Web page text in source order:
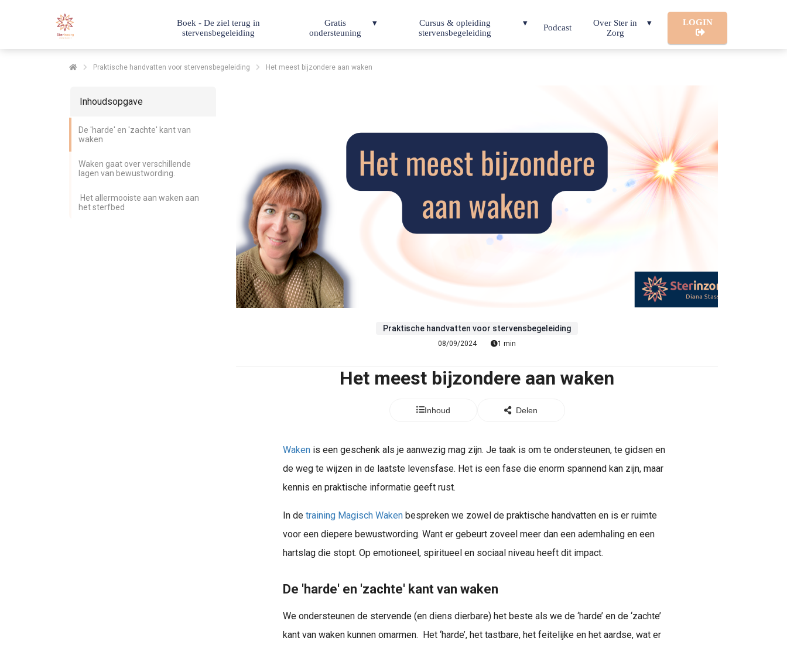
Boek - De ziel terug in
stervensbegeleiding
Gratis
ondersteuning
Cursus & opleiding
stervensbegeleiding
Podcast
Over Ster in
Zorg
LOGIN
Praktische handvatten voor stervensbegeleiding Het meest bijzondere aan waken
Inhoudsopgave
De 'harde' en 'zachte' kant van
waken
Waken gaat over verschillende
lagen van bewustwording.
Het allermooiste aan waken aan
het sterfbed
Praktische handvatten voor stervensbegeleiding
08/09/2024 1 min
Het meest bijzondere aan waken
Inhoud Delen
Waken is een geschenk als je aanwezig mag zijn. Je taak is om te ondersteunen, te gidsen en
de weg te wijzen in de laatste levensfase. Het is een fase die enorm spannend kan zijn, maar
kennis en praktische informatie geeft rust.
In de training Magisch Waken bespreken we zowel de praktische handvatten en is er ruimte
voor een diepere bewustwording. Want er gebeurt zoveel meer dan een ademhaling en een
hartslag die stopt. Op emotioneel, spiritueel en sociaal niveau heeft dit impact.
De 'harde' en 'zachte' kant van waken
We ondersteunen de stervende (en diens dierbare) het beste als we de ‘harde’ en de ‘zachte’
kant van waken kunnen omarmen. Het ‘harde’, het tastbare, het feitelijke en het aardse, wat er